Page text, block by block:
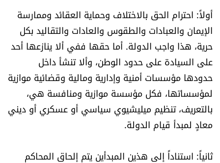
أولاً: احترام الحق بالاختلاف وحماية العقائد وممارسة
الإيمان والعبادات والطقوس والعادات والتقاليد بكل
حرية، هذا واجب الدولة. أما حقها ففي ألا ينازعها أحد
على السيادة على حدود الوطن، وألا تنشأ داخل
حدودها مؤسسات أمنية وإدارية ومالية وقضائية موازية
لمؤسساتها، فكل مؤسسة موازية ومنافسة هي،
بالتعريف، تنظيم ميليشيوي سياسي أو عسكري أو ديني
معادٍ لمبدأ قيام الدولة.
ثانياً: استناداً إلى هذين المبدأين يتم إلحاق المحاكم